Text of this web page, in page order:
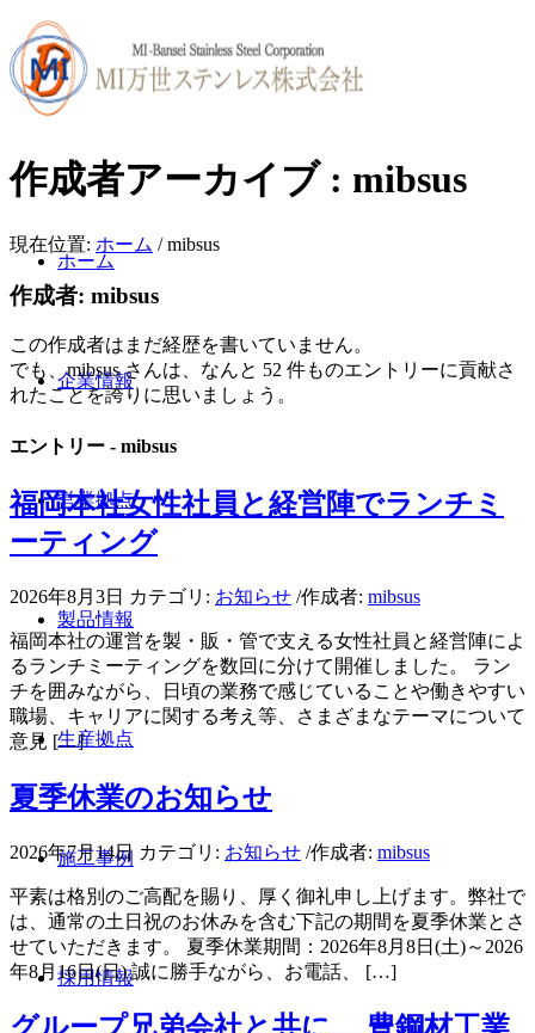
ホーム
企業情報
営業拠点
製品情報
生産拠点
施工事例
採用情報
作成者アーカイブ : mibsus
現在位置: ホーム / mibsus
作成者: mibsus
この作成者はまだ経歴を書いていません。
でも、mibsusさんは、なんと 52 件ものエントリーに貢献さ
れたことを誇りに思いましょう。
エントリー - mibsus
福岡本社女性社員と経営陣でランチミ
ーティング
2026年8月3日 カテゴリ: お知らせ /作成者: mibsus
福岡本社の運営を製・販・管で支える女性社員と経営陣によ
るランチミーティングを数回に分けて開催しました。 ラン
チを囲みながら、日頃の業務で感じていることや働きやすい
職場、キャリアに関する考え等、さまざまなテーマについて
意見 […]
夏季休業のお知らせ
2026年7月14日 カテゴリ: お知らせ /作成者: mibsus
平素は格別のご高配を賜り、厚く御礼申し上げます。弊社で
は、通常の土日祝のお休みを含む下記の期間を夏季休業とさ
せていただきます。 夏季休業期間：2026年8月8日(土)～2026
年8月16日(日) 誠に勝手ながら、お電話、 […]